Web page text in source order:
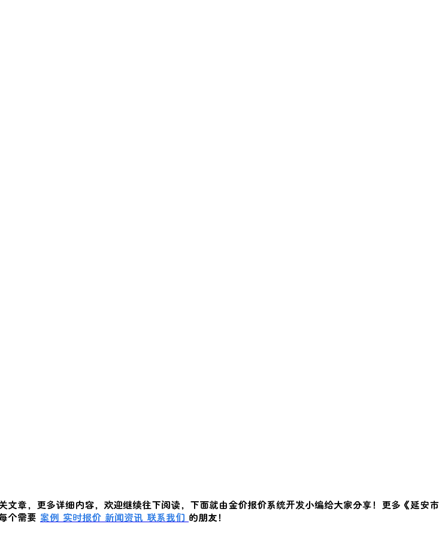
文章，更多详细内容，欢迎继续往下阅读，下面就由金价报价系统开发小编给大家分享！更多《延安市
个需要 案例 实时报价 新闻资讯 联系我们 的朋友！